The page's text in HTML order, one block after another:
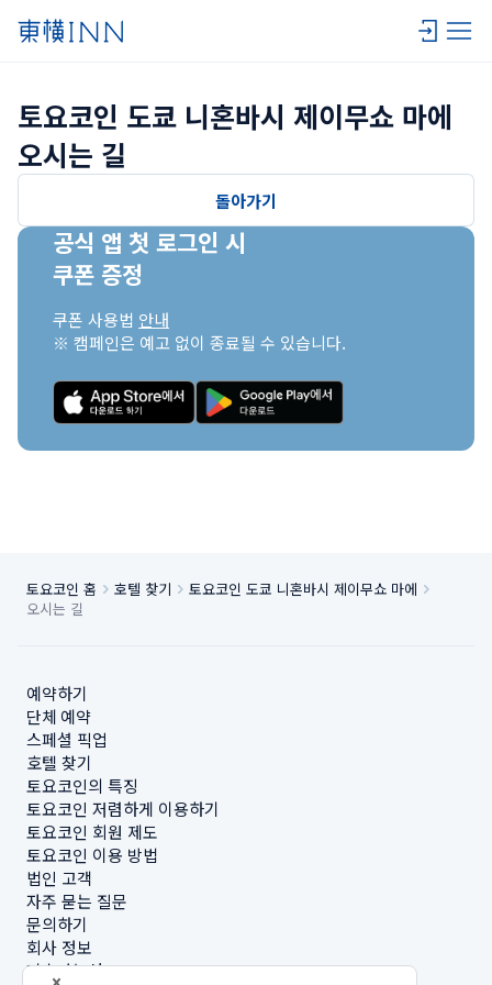
토요코인 도쿄 니혼바시 제이무쇼 마에
오시는 길
돌아가기
공식 앱 첫 로그인 시
쿠폰 증정
쿠폰 사용법 안내
※ 캠페인은 예고 없이 종료될 수 있습니다.
토요코인 홈 호텔 찾기
토요코인 도쿄 니혼바시 제이무쇼 마에
오시는 길
예약하기
단체 예약
스페셜 픽업
호텔 찾기
토요코인의 특징
토요코인 저렴하게 이용하기
토요코인 회원 제도
토요코인 이용 방법
법인 고객
자주 묻는 질문
문의하기
회사 정보
지속가능성